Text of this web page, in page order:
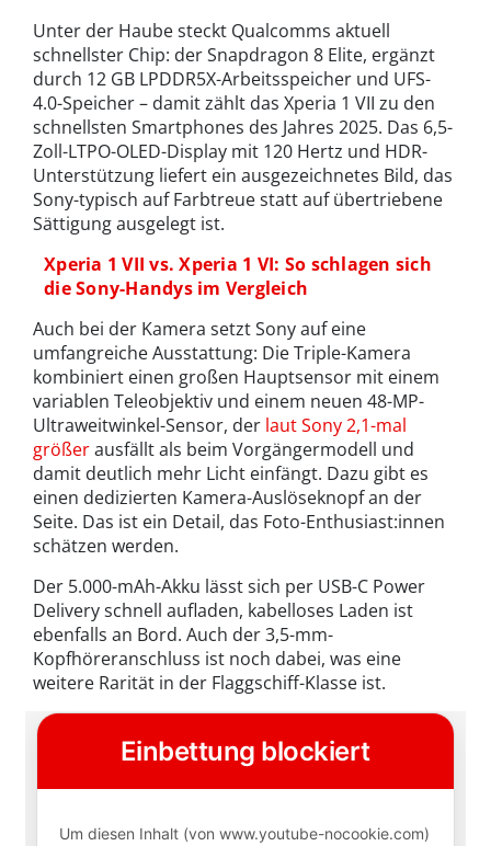
Unter der Haube steckt Qualcomms aktuell
schnellster Chip: der Snapdragon 8 Elite, ergänzt
durch 12 GB LPDDR5X-Arbeitsspeicher und UFS-
4.0-Speicher – damit zählt das Xperia 1 VII zu den
schnellsten Smartphones des Jahres 2025. Das 6,5-
Zoll-LTPO-OLED-Display mit 120 Hertz und HDR-
Unterstützung liefert ein ausgezeichnetes Bild, das
Sony-typisch auf Farbtreue statt auf übertriebene
Sättigung ausgelegt ist.
Xperia 1 VII vs. Xperia 1 VI: So schlagen sich
die Sony-Handys im Vergleich
Auch bei der Kamera setzt Sony auf eine
umfangreiche Ausstattung: Die Triple-Kamera
kombiniert einen großen Hauptsensor mit einem
variablen Teleobjektiv und einem neuen 48-MP-
Ultraweitwinkel-Sensor, der laut Sony 2,1-mal
größerausfällt als beim Vorgängermodell und
damit deutlich mehr Licht einfängt. Dazu gibt es
einen dedizierten Kamera-Auslöseknopf an der
Seite. Das ist ein Detail, das Foto-Enthusiast:innen
schätzen werden.
Der 5.000-mAh-Akku lässt sich per USB-C Power
Delivery schnell aufladen, kabelloses Laden ist
ebenfalls an Bord. Auch der 3,5-mm-
Kopfhöreranschluss ist noch dabei, was eine
weitere Rarität in der Flaggschiff-Klasse ist.